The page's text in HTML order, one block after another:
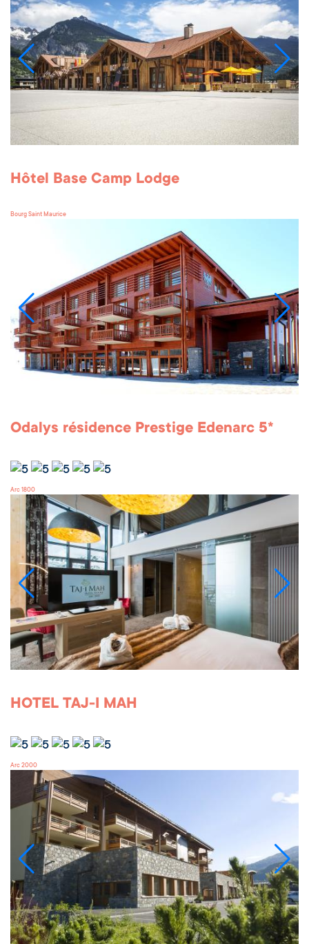
Hôtel Base Camp Lodge
Bourg Saint Maurice
Odalys résidence Prestige Edenarc 5*
Arc 1800
HOTEL TAJ-I MAH
Arc 2000